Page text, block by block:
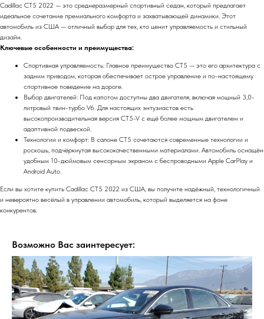
Cadillac CT5 2022 — это среднеразмерный спортивный седан, который предлагает
идеальное сочетание премиального комфорта и захватывающей динамики. Этот
автомобиль из США — отличный выбор для тех, кто ценит управляемость и стильный
дизайн.
Ключевые особенности и преимущества:
Спортивная управляемость: Главное преимущество CT5 — это его архитектура с
задним приводом, которая обеспечивает острое управление и по-настоящему
спортивное поведение на дороге.
Выбор двигателей: Под капотом доступны два двигателя, включая мощный 3,0-
литровый твин-турбо V6. Для настоящих энтузиастов есть
высокопроизводительная версия CT5-V с ещё более мощным двигателем и
адаптивной подвеской.
Технологии и комфорт: В салоне CT5 сочетаются современные технологии и
роскошь, подчёркнутая высококачественными материалами. Автомобиль оснащён
удобным 10-дюймовым сенсорным экраном с беспроводными Apple CarPlay и
Android Auto.
Если вы хотите купить Cadillac CT5 2022 из США, вы получите надёжный, технологичный
и невероятно весёлый в управлении автомобиль, который выделяется на фоне
конкурентов.
Возможно Вас заинтересует: